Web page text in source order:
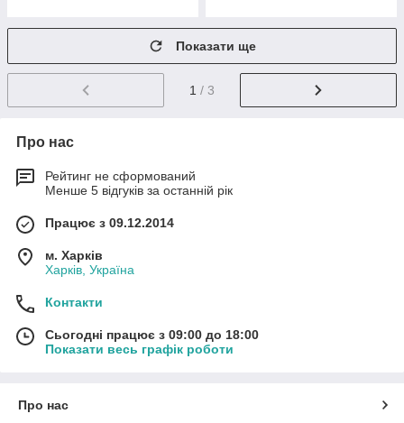
Показати ще
1 / 3
Про нас
Рейтинг не сформований
Менше 5 відгуків за останній рік
Працює з 09.12.2014
м. Харків
Харків, Україна
Контакти
Сьогодні працює з 09:00 до 18:00
Показати весь графік роботи
Про нас